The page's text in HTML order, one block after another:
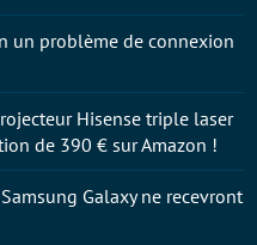
un problème de connexion
Hisense triple laser
de 390 € sur Amazon !
Galaxy ne recevront